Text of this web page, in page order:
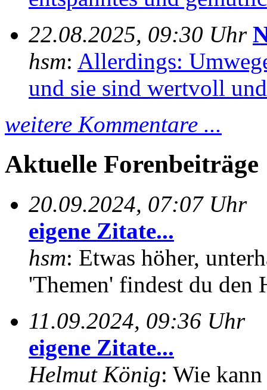
22.08.2025, 09:30 Uhr
hsm: Allerdings:
und sie sind wertvoll
weitere Kommentare ...
Aktuelle Forenbeiträge
20.09.2024, 07:07 Uhr
eigene Zitate...
hsm: Etwas höher,
'Themen' findest du den
11.09.2024, 09:36 Uhr
eigene Zitate...
Helmut König: Wie